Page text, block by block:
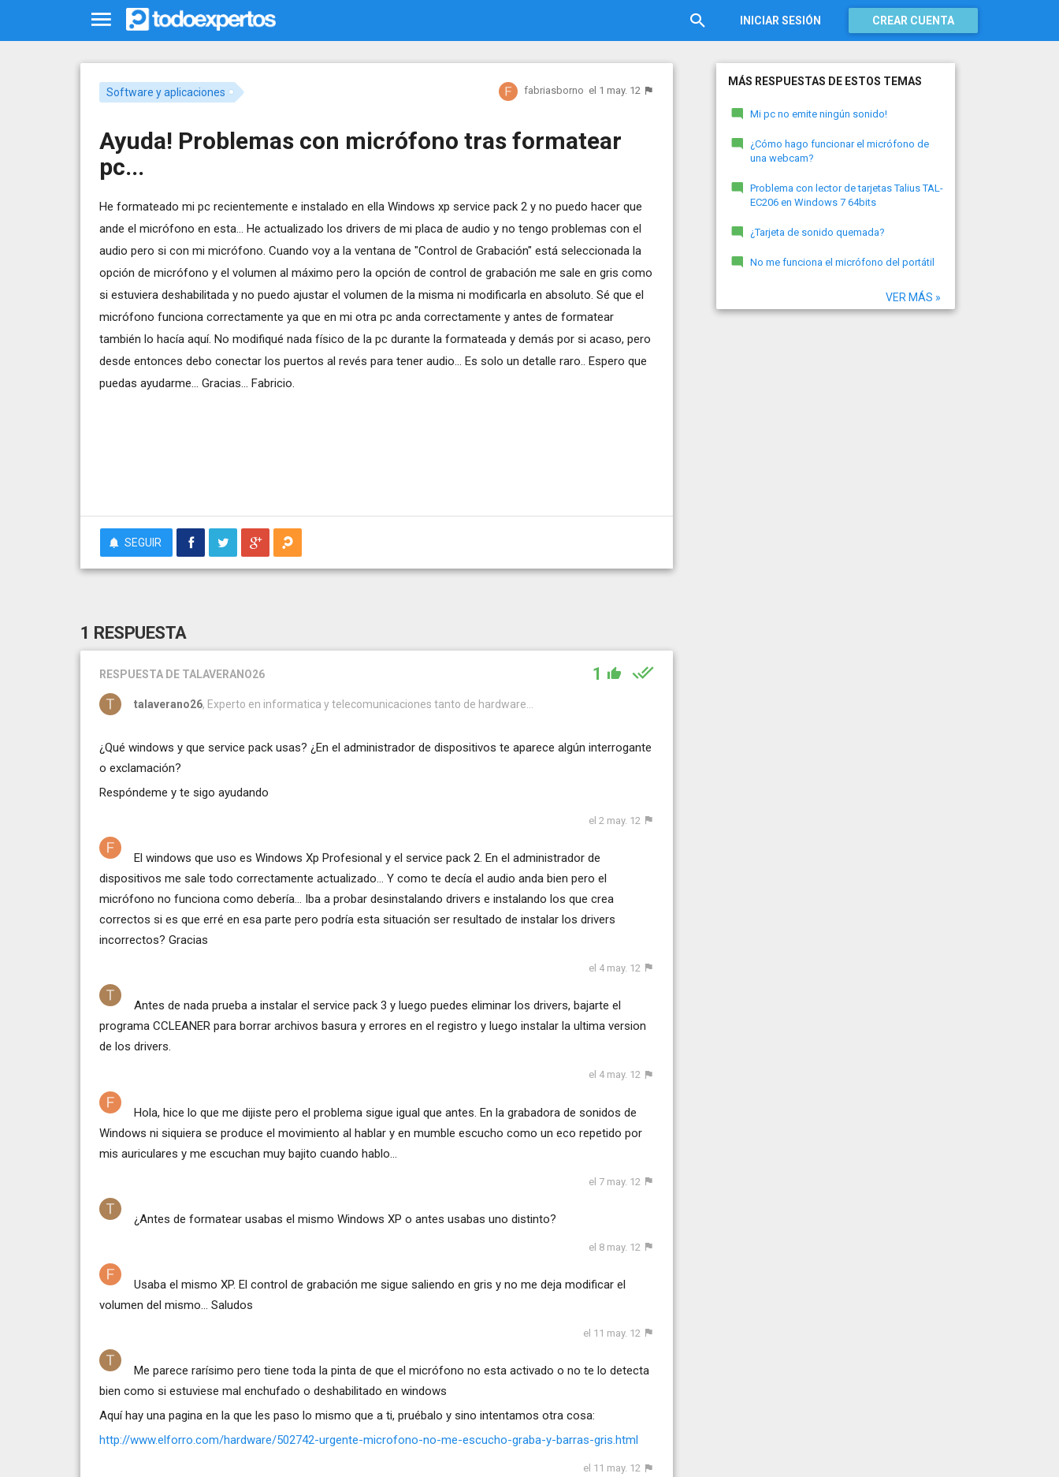
INICIAR SESIÓN CREAR CUENTA
Software y aplicaciones fabriasborno el 1 may. 12
Ayuda! Problemas con micrófono tras formatear
pc...
He formateado mi pc recientemente e instalado en ella Windows xp service pack 2 y no puedo hacer que
ande el micrófono en esta... He actualizado los drivers de mi placa de audio y no tengo problemas con el
audio pero si con mi micrófono. Cuando voy a la ventana de "Control de Grabación" está seleccionada la
opción de micrófono y el volumen al máximo pero la opción de control de grabación me sale en gris como
si estuviera deshabilitada y no puedo ajustar el volumen de la misma ni modificarla en absoluto. Sé que el
micrófono funciona correctamente ya que en mi otra pc anda correctamente y antes de formatear
también lo hacía aquí. No modifiqué nada físico de la pc durante la formateada y demás por si acaso, pero
desde entonces debo conectar los puertos al revés para tener audio... Es solo un detalle raro.. Espero que
puedas ayudarme... Gracias... Fabricio.
SEGUIR
1 RESPUESTA
RESPUESTA DE TALAVERANO26 1
talaverano26, Experto en informatica y telecomunicaciones tanto de hardware...
¿Qué windows y que service pack usas? ¿En el administrador de dispositivos te aparece algún interrogante
o exclamación?
Respóndeme y te sigo ayudando
el 2 may. 12
El windows que uso es Windows Xp Profesional y el service pack 2. En el administrador de
dispositivos me sale todo correctamente actualizado... Y como te decía el audio anda bien pero el
micrófono no funciona como debería... Iba a probar desinstalando drivers e instalando los que crea
correctos si es que erré en esa parte pero podría esta situación ser resultado de instalar los drivers
incorrectos? Gracias
el 4 may. 12
Antes de nada prueba a instalar el service pack 3 y luego puedes eliminar los drivers, bajarte el
programa CCLEANER para borrar archivos basura y errores en el registro y luego instalar la ultima version
de los drivers.
el 4 may. 12
Hola, hice lo que me dijiste pero el problema sigue igual que antes. En la grabadora de sonidos de
Windows ni siquiera se produce el movimiento al hablar y en mumble escucho como un eco repetido por
mis auriculares y me escuchan muy bajito cuando hablo...
el 7 may. 12
¿Antes de formatear usabas el mismo Windows XP o antes usabas uno distinto?
el 8 may. 12
Usaba el mismo XP. El control de grabación me sigue saliendo en gris y no me deja modificar el
volumen del mismo... Saludos
el 11 may. 12
Me parece rarísimo pero tiene toda la pinta de que el micrófono no esta activado o no te lo detecta
bien como si estuviese mal enchufado o deshabilitado en windows
Aquí hay una pagina en la que les paso lo mismo que a ti, pruébalo y sino intentamos otra cosa:
http://www.elforro.com/hardware/502742-urgente-microfono-no-me-escucho-graba-y-barras-gris.html
el 11 may. 12
MÁS RESPUESTAS DE ESTOS TEMAS
Mi pc no emite ningún sonido!
¿Cómo hago funcionar el micrófono de
una webcam?
Problema con lector de tarjetas Talius TAL-
EC206 en Windows 7 64bits
¿Tarjeta de sonido quemada?
No me funciona el micrófono del portátil
VER MÁS »